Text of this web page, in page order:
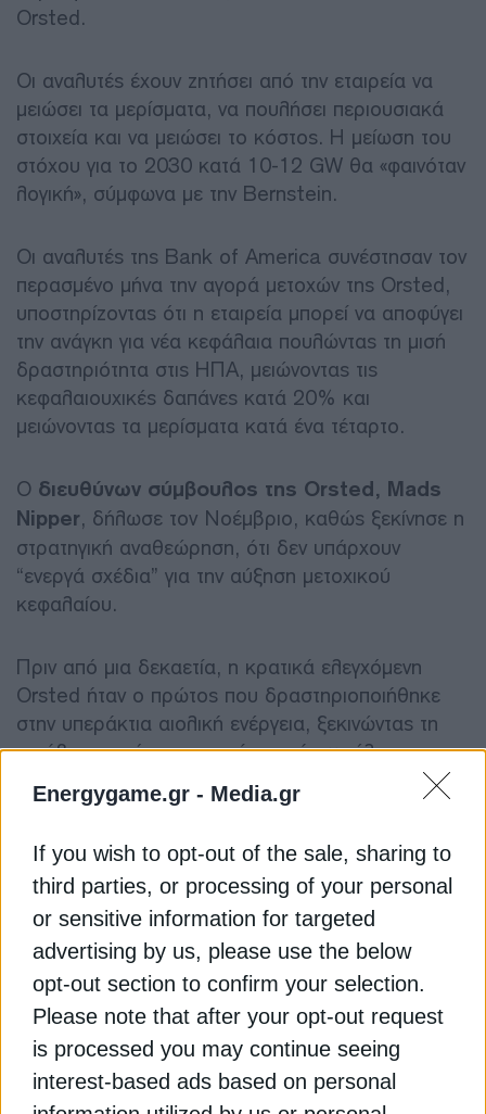
Energygame.gr - Media.gr
If you wish to opt-out of the sale, sharing to
third parties, or processing of your personal
or sensitive information for targeted
advertising by us, please use the below
opt-out section to confirm your selection.
Please note that after your opt-out request
is processed you may continue seeing
interest-based ads based on personal
Orsted.
Οι αναλυτές έχουν ζητήσει από την εταιρεία να
μειώσει τα μερίσματα, να πουλήσει περιουσιακά
στοιχεία και να μειώσει το κόστος. Η μείωση του
στόχου για το 2030 κατά 10-12 GW θα «φαινόταν
λογική», σύμφωνα με την Bernstein.
Οι αναλυτές της Bank of America συνέστησαν τον
περασμένο μήνα την αγορά μετοχών της Orsted,
υποστηρίζοντας ότι η εταιρεία μπορεί να αποφύγει
την ανάγκη για νέα κεφάλαια πουλώντας τη μισή
δραστηριότητα στις ΗΠΑ, μειώνοντας τις
κεφαλαιουχικές δαπάνες κατά 20% και
μειώνοντας τα μερίσματα κατά ένα τέταρτο.
Ο διευθύνων σύμβουλος της Orsted, Mads
Nipper, δήλωσε τον Νοέμβριο, καθώς ξεκίνησε η
στρατηγική αναθεώρηση, ότι δεν υπάρχουν
“ενεργά σχέδια” για την αύξηση μετοχικού
κεφαλαίου.
Πριν από μια δεκαετία, η κρατικά ελεγχόμενη
Orsted ήταν ο πρώτος που δραστηριοποιήθηκε
στην υπεράκτια αιολική ενέργεια, ξεκινώντας τη
μετάβαση από μια εταιρεία κοινής ωφέλειας που
επικεντρωνόταν στο πετρέλαιο και το φυσικό
αέριο σε έναν αμιγώς ανανεώσιμο παίκτη.
«Η Orsted ήταν και εξακολουθεί να είναι ένα έργο
κύρους για τους πολιτικούς», δήλωσε ο αναλυτής
της Sydbank Jacob Pedersen. «Οι επενδυτές θα
ήθελαν να κάνουν χωρίς αύξηση κεφαλαίου, αλλά
το δανέζικο κράτος μπορεί να το δει
διαφορετικά», είπε.
Οι μετοχές της Orsted έχουν αυξηθεί κατά
περίπου δύο τρίτα από τις αρχές Νοεμβρίου,